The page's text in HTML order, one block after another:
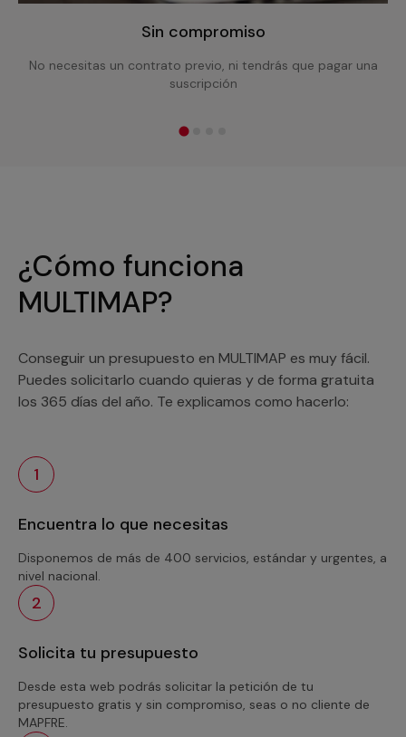
Sin compromiso
No necesitas un contrato previo, ni tendrás que pagar una
suscripción
¿Cómo funciona
MULTIMAP?
Conseguir un presupuesto en MULTIMAP es muy fácil.
Puedes solicitarlo cuando quieras y de forma gratuita
los 365 días del año. Te explicamos como hacerlo:
1
Encuentra lo que necesitas
Disponemos de más de 400 servicios, estándar y urgentes, a
nivel nacional.
2
Solicita tu presupuesto
Desde esta web podrás solicitar la petición de tu
presupuesto gratis y sin compromiso, seas o no cliente de
MAPFRE.